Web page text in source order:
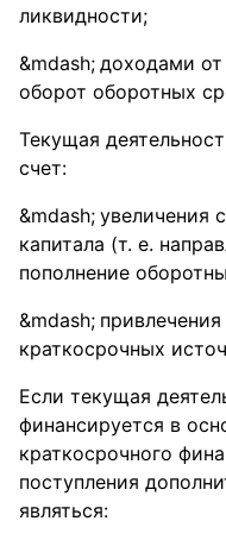
ликвидности;
доходами от
оборот оборотных
Текущая
счет:
увеличения
капитала (т. е.
пополнение
краткосрочных
Если текущая
финансируется в
краткосрочного
поступления
являться: